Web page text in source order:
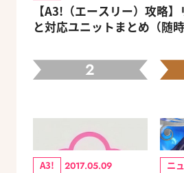
【A3!（エースリー）攻略
と対応ユニットまとめ（随時
2
A3! 2017.05.09 ニ